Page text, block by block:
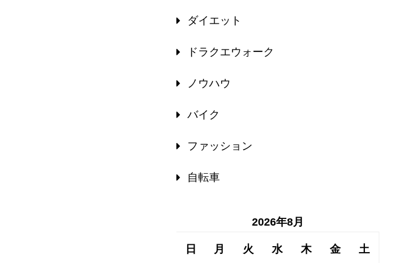
ダイエット
ドラクエウォーク
ノウハウ
バイク
ファッション
自転車
2026年8月
日 月 火 水 木 金 土